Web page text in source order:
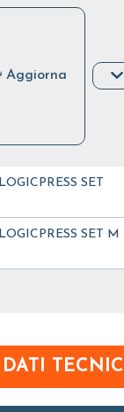
Aggiorna
LOGICPRESS SET
LOGICPRESS SET M
DATI TECNICI